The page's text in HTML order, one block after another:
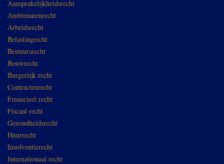
Aansprakelijkheidsrecht
Ambtenarenrecht
Arbeidsrecht
Belastingrecht
Bestuursrecht
Bouwrecht
Burgerlijk recht
Contractenrecht
Financieel recht
Fiscaal recht
Gezondheidsrecht
Huurrecht
Insolventierecht
Internationaal recht